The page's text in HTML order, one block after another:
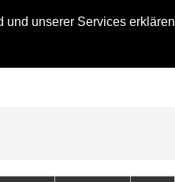
und unserer Services erklären